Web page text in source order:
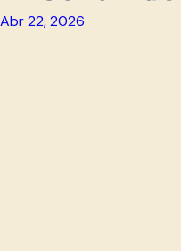
Abr 22, 2026